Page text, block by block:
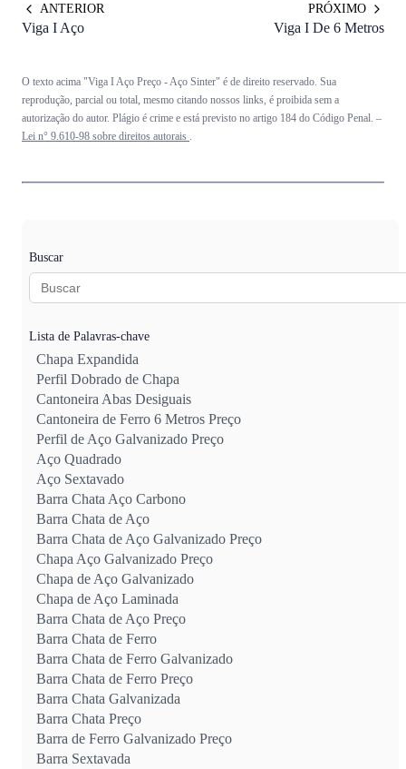
ANTERIOR
Viga I Aço
PRÓXIMO
Viga I De 6 Metros
O texto acima "Viga I Aço Preço - Aço Sinter" é de direito reservado. Sua
reprodução, parcial ou total, mesmo citando nossos links, é proibida sem a
autorização do autor. Plágio é crime e está previsto no artigo 184 do Código Penal. –
Lei n° 9.610-98 sobre direitos autorais .
Buscar
Lista de Palavras-chave
Chapa Expandida
Perfil Dobrado de Chapa
Cantoneira Abas Desiguais
Cantoneira de Ferro 6 Metros Preço
Perfil de Aço Galvanizado Preço
Aço Quadrado
Aço Sextavado
Barra Chata Aço Carbono
Barra Chata de Aço
Barra Chata de Aço Galvanizado Preço
Chapa Aço Galvanizado Preço
Chapa de Aço Galvanizado
Chapa de Aço Laminada
Barra Chata de Aço Preço
Barra Chata de Ferro
Barra Chata de Ferro Galvanizado
Barra Chata de Ferro Preço
Barra Chata Galvanizada
Barra Chata Preço
Barra de Ferro Galvanizado Preço
Barra Sextavada